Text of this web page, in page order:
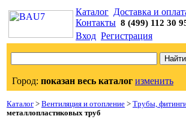
Каталог Доставка и
Контакты 8 (499) 112 30
Вход Регистрация
Город: показан весь каталог изменить
Каталог > Вентиляция и отопление > Трубы,
металлопластиковых труб